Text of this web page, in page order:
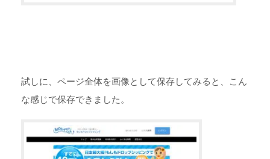
試しに、ページ全体を画像として保存してみると、こん
な感じで保存できました。